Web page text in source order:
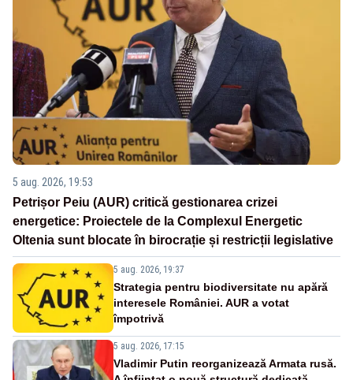
5 aug. 2026, 19:53
Petrișor Peiu (AUR) critică gestionarea crizei
energetice: Proiectele de la Complexul Energetic
Oltenia sunt blocate în birocrație și restricții legislative
5 aug. 2026, 19:37
Strategia pentru biodiversitate nu apără
interesele României. AUR a votat
împotrivă
5 aug. 2026, 17:15
Vladimir Putin reorganizează Armata rusă.